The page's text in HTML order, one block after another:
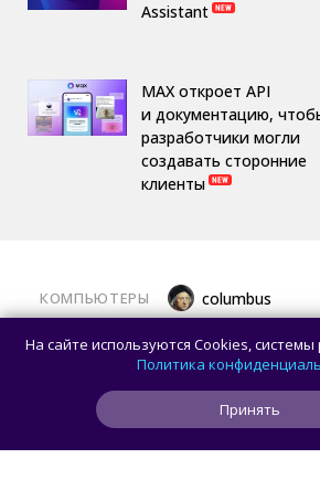
Assistant
MAX откроет API
и документацию,
разработчики могли
создавать сторонние
клиенты
КОМПЬЮТЕРЫ columbus
лучшие игровые сборки от
На сайте используются Cookies,
Политика
Принять